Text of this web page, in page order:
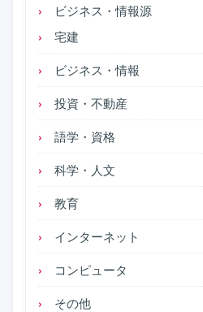
ビジネス・情報源
宅建
ビジネス・情報
投資・不動産
語学・資格
科学・人文
教育
インターネット
コンピュータ
その他